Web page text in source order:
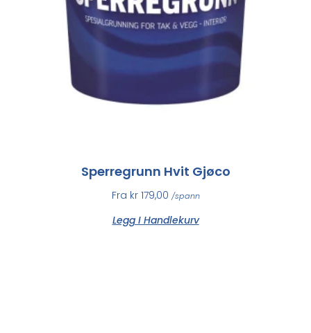
Sperregrunn Hvit Gjøco
Fra kr179,00 /spann
Legg I Handlekurv